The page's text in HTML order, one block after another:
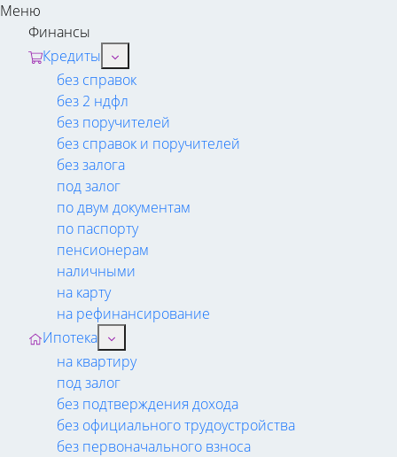
Меню
Финансы
Кредиты
без справок
без 2 ндфл
без поручителей
без справок и поручителей
без залога
под залог
по двум документам
по паспорту
пенсионерам
наличными
на карту
на рефинансирование
Ипотека
на квартиру
под залог
без подтверждения дохода
без официального трудоустройства
без первоначального взноса